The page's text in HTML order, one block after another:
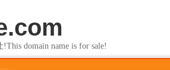
domain name is for sale!